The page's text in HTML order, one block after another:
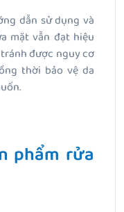
dẫn sử dụng và
mặt vẫn đạt hiệu
được nguy cơ
thời bảo vệ da
phẩm rửa